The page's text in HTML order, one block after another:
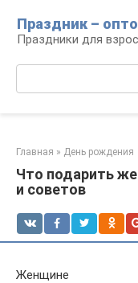
контенту
Праздник –
Праздники для
Главная » День рождения
Что подарить
и советов
Женщине